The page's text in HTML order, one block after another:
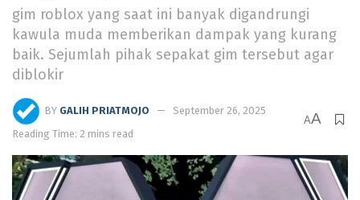
gim roblox yang saat ini banyak digandrungi
kawula muda memberikan dampak yang kurang
baik. Sejumlah pihak sepakat gim tersebut agar
diblokir
BY GALIH PRIATMOJO
September 26, 2025
Reading Time: 2 mins read
AA